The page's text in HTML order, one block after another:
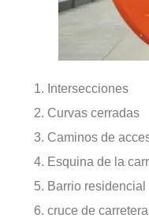
Intersecciones
Curvas cerradas
Caminos de
Esquina de la
Barrio residencial
cruce de